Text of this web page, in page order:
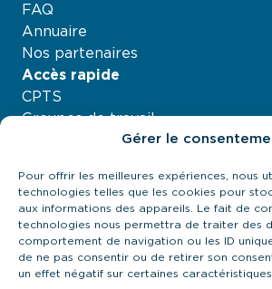
Gérer le
Pour offrir les meilleures expériences, nous
technologies telles que les cookies pour
aux informations des appareils. Le fait de
technologies nous permettra de traiter des
comportement de navigation ou les ID
de ne pas consentir ou de retirer son
un effet négatif sur certaines
FAQ
Annuaire
Nos partenaires
Accès rapide
CPTS
Groupes de travail
À propos
Contactez-nous
21 quai Antoine Riboud - 69002,
contact@urps-mk-ara.org
04 27 89 57 85